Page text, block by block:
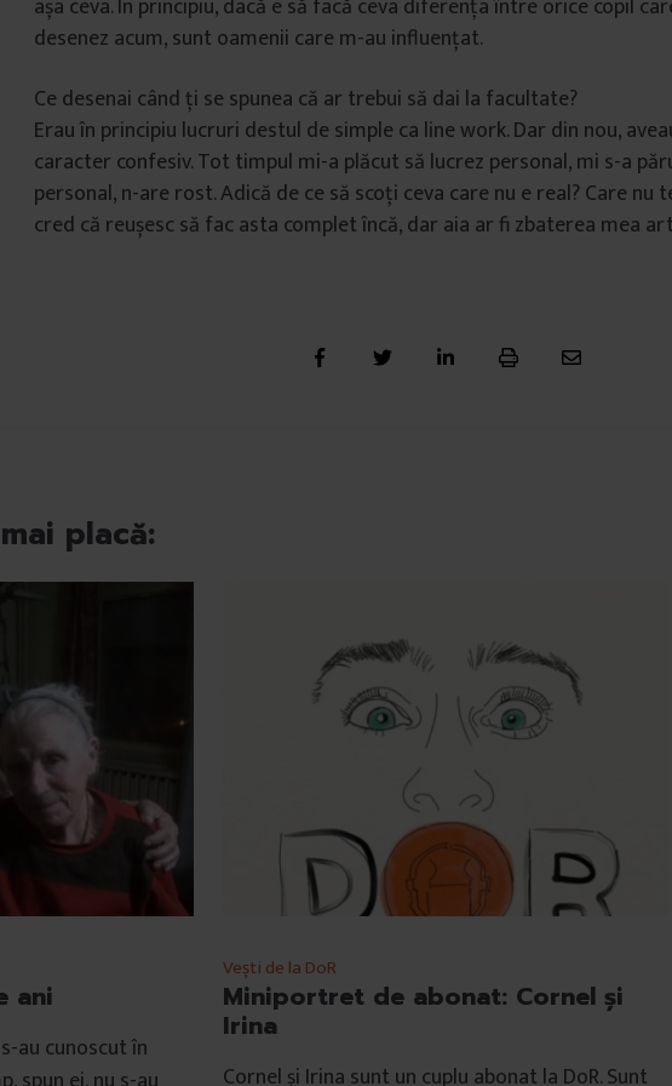
desenez acum, sunt oamenii care m-au influențat.
Ce desenai când ți se spunea că ar trebui să dai la facultate?
Erau în principiu lucruri destul de simple ca line work. Dar din nou,
caracter confesiv. Tot timpul mi-a plăcut să lucrez personal, mi s-a
personal, n-are rost. Adică de ce să scoți ceva care nu e real? Care nu
cred că reușesc să fac asta complet încă, dar aia ar fi zbaterea mea
placă:
ani
au cunoscut în
Vești de la DoR
Miniportret de abonat: Cornel şi
Irina
Cornel și Irina sunt un cuplu abonat la DoR. Sunt